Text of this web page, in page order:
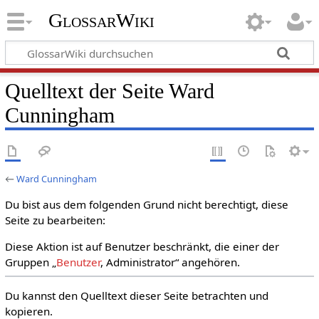
GlossarWiki
Quelltext der Seite Ward
Cunningham
←Ward Cunningham
Du bist aus dem folgenden Grund nicht berechtigt, diese
Seite zu bearbeiten:
Diese Aktion ist auf Benutzer beschränkt, die einer der
Gruppen „Benutzer, Administrator“ angehören.
Du kannst den Quelltext dieser Seite betrachten und
kopieren.